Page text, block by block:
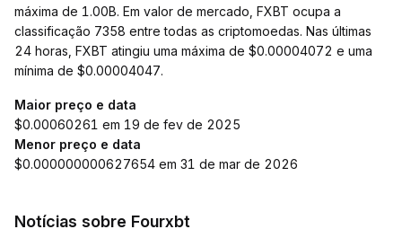
máxima de 1.00B. Em valor de mercado, FXBT ocupa a
classificação 7358 entre todas as criptomoedas. Nas últimas
24 horas, FXBT atingiu uma máxima de $0.00004072 e uma
mínima de $0.00004047.
Maior preço e data
$0.00060261 em 19 de fev de 2025
Menor preço e data
$0.000000000627654 em 31 de mar de 2026
Notícias sobre Fourxbt